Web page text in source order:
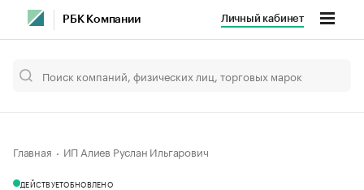
РБК Компании Личный кабинет
Главная ИП Алиев Руслан Ильгарович
ДЕЙСТВУЕТОБНОВЛЕНО